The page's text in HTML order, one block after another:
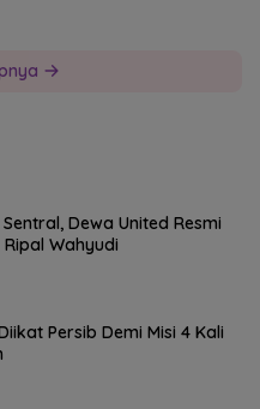
Dewa United Resmi
Wahyudi
Persib Demi Misi 4 Kali